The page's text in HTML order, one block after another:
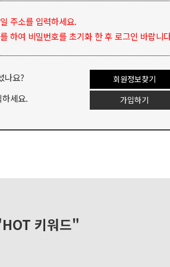
주소를 입력하세요.
하여 비밀번호를 초기화 한 후 로그인 바랍니
나요? 회원정보찾기
세요. 가입하기
키워드"